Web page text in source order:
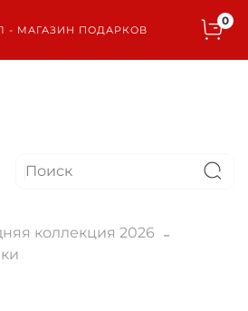
- МАГАЗИН ПОДАРКОВ
0
коллекция 2026